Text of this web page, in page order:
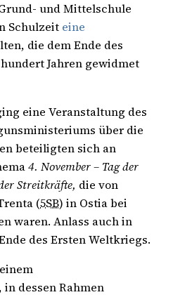
und Mittelschule
Schulzeit eine
die dem Ende des
Jahren gewidmet
eine Veranstaltung des
über die
beteiligten sich an
4. November – Tag der
Streitkräfte, die von
(5SB) in Ostia bei
waren. Anlass auch in
des Ersten Weltkriegs.
dessen Rahmen